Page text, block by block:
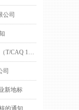
公司
QC小组 | 中国质量协会《质量管理小组活动准则》（T/CAQ 10201-2020）入选工信部2022年百项团标应用示范项目
司
新地标
的通知